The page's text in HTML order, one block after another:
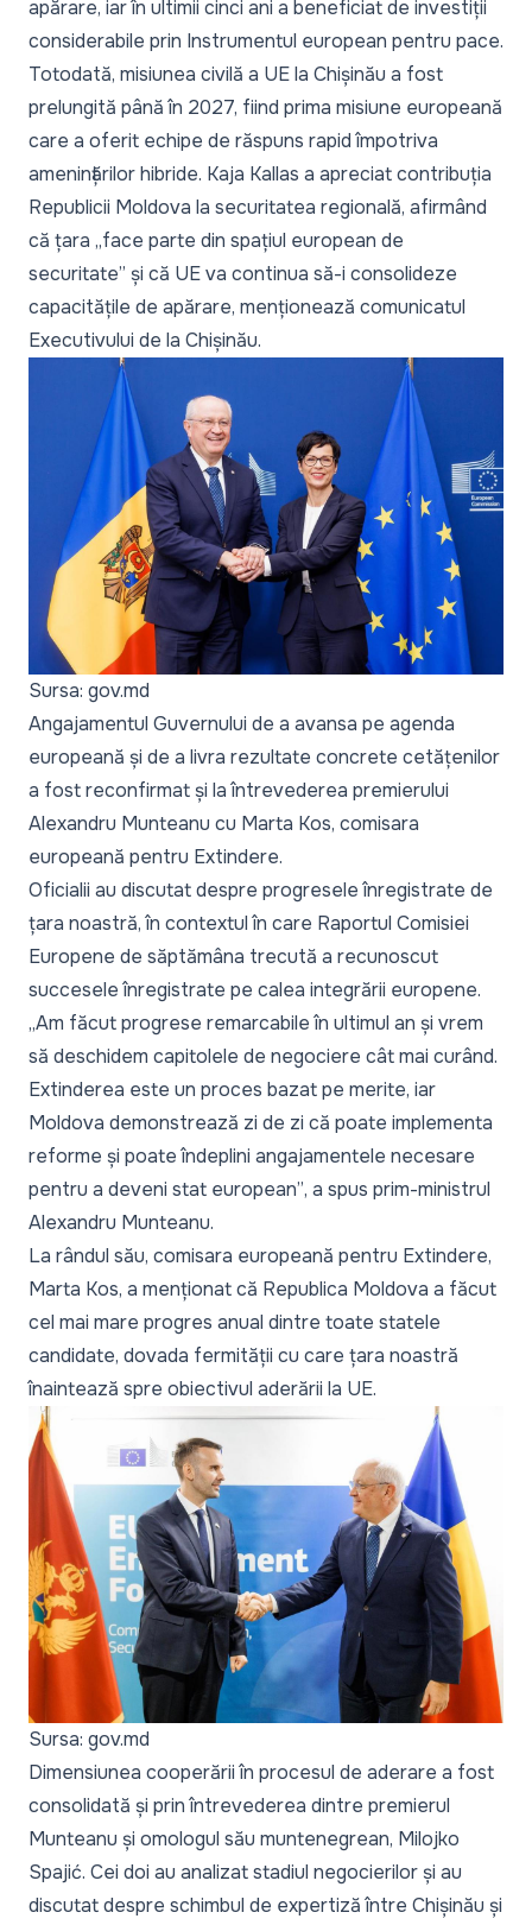
apărare, iar în ultimii cinci ani a beneficiat de investiții
considerabile prin Instrumentul european pentru pace.
Totodată, misiunea civilă a UE la Chișinău a fost
prelungită până în 2027, fiind prima misiune europeană
care a oferit echipe de răspuns rapid împotriva
amenințărilor hibride. Kaja Kallas a apreciat contribuția
Republicii Moldova la securitatea regională, afirmând
că țara „face parte din spațiul european de
securitate” și că UE va continua să-i consolideze
capacitățile de apărare, menționează comunicatul
Executivului de la Chișinău.
Sursa: gov.md
Angajamentul Guvernului de a avansa pe agenda
europeană și de a livra rezultate concrete cetățenilor
a fost reconfirmat și la întrevederea premierului
Alexandru Munteanu cu Marta Kos, comisara
europeană pentru Extindere.
Oficialii au discutat despre progresele înregistrate de
țara noastră, în contextul în care Raportul Comisiei
Europene de săptămâna trecută a recunoscut
succesele înregistrate pe calea integrării europene.
„Am făcut progrese remarcabile în ultimul an și vrem
să deschidem capitolele de negociere cât mai curând.
Extinderea este un proces bazat pe merite, iar
Moldova demonstrează zi de zi că poate implementa
reforme și poate îndeplini angajamentele necesare
pentru a deveni stat european”, a spus prim-ministrul
Alexandru Munteanu.
La rândul său, comisara europeană pentru Extindere,
Marta Kos, a menționat că Republica Moldova a făcut
cel mai mare progres anual dintre toate statele
candidate, dovada fermității cu care țara noastră
înaintează spre obiectivul aderării la UE.
Sursa: gov.md
Dimensiunea cooperării în procesul de aderare a fost
consolidată și prin întrevederea dintre premierul
Munteanu și omologul său muntenegrean, Milojko
Spajić. Cei doi au analizat stadiul negocierilor și au
discutat despre schimbul de expertiză între Chișinău și